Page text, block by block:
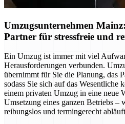
Umzugsunternehmen
Partner für stressfreie und
Ein Umzug ist immer mit viel
Herausforderungen verbunden.
übernimmt für Sie die Planung, das
sodass Sie sich auf das Wesentliche
einem privaten Umzug in eine neue
Umsetzung eines ganzen Betriebs –
reibungslos und termingerecht